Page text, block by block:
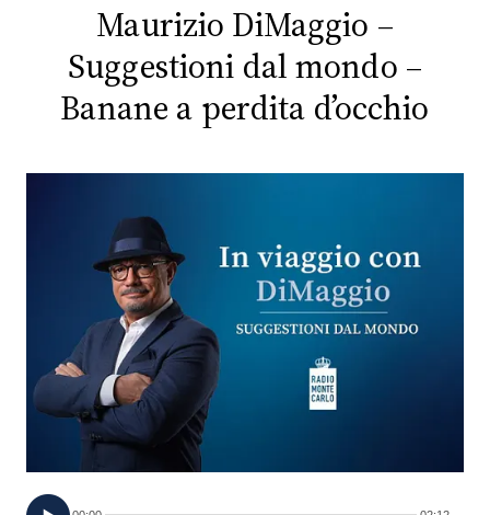
RADIO
PLAYLIST
CONCORSI
EVENTI
VIDEO
TV
Maurizio DiMaggio –
Suggestioni dal mondo –
Banane a perdita d’occhio